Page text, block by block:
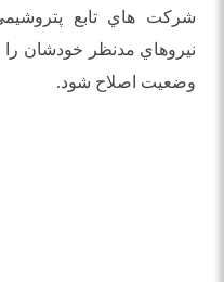
شركت هاي تابع
نيروهاي مدنظر خودشان را
وضعيت اصلاح شود.